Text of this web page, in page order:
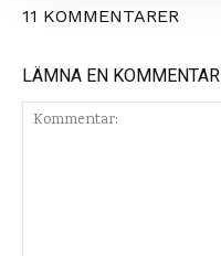
11 KOMMENTARER
LÄMNA EN KOMMENTAR